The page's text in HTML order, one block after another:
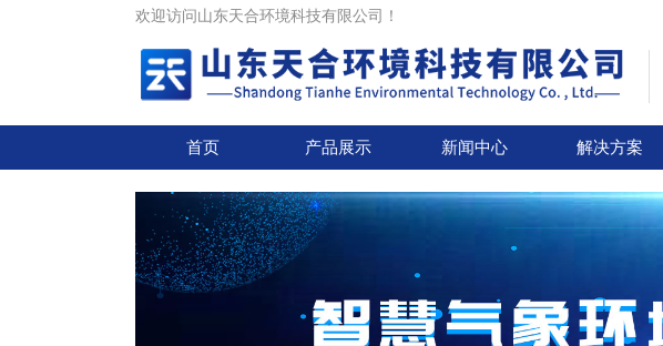
欢迎访问山东天合环境科技有限公司！
首页 产品展示 新闻中心 解决方案